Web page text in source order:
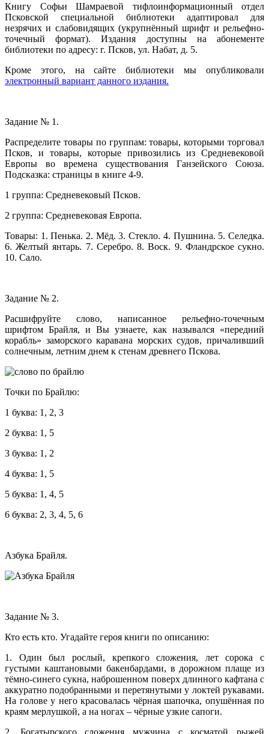
Книгу Софьи Шамраевой тифлоинформационный отдел
Псковской специальной библиотеки адаптировал для
незрячих и слабовидящих (укрупнённый шрифт и рельефно-
точечный формат). Издания доступны на абонементе
библиотеки по адресу: г. Псков, ул. Набат, д. 5.
Кроме этого, на сайте библиотеки мы опубликовали
электронный вариант данного издания.
Задание № 1.
Распределите товары по группам: товары, которыми торговал
Псков, и товары, которые привозились из Средневековой
Европы во времена существования Ганзейского Союза.
Подсказка: страницы в книге 4-9.
1 группа: Средневековый Псков.
2 группа: Средневековая Европа.
Товары: 1. Пенька. 2. Мёд. 3. Стекло. 4. Пушнина. 5. Селедка.
6. Желтый янтарь. 7. Серебро. 8. Воск. 9. Фландрское сукно.
10. Сало.
Задание № 2.
Расшифруйте слово, написанное рельефно-точечным
шрифтом Брайля, и Вы узнаете, как назывался «передний
корабль» заморского каравана морских судов, причаливший
солнечным, летним днем к стенам древнего Пскова.
Точки по Брайлю:
1 буква: 1, 2, 3
2 буква: 1, 5
3 буква: 1, 2
4 буква: 1, 5
5 буква: 1, 4, 5
6 буква: 2, 3, 4, 5, 6
Азбука Брайля.
Задание № 3.
Кто есть кто. Угадайте героя книги по описанию:
1. Один был рослый, крепкого сложения, лет сорока с
густыми каштановыми бакенбардами, в дорожном плаще из
тёмно-синего сукна, наброшенном поверх длинного кафтана с
аккуратно подобранными и перетянутыми у локтей рукавами.
На голове у него красовалась чёрная шапочка, опушённая по
краям мерлушкой, а на ногах – чёрные узкие сапоги.
2. Богатырского сложения мужчина с косматой рыжей